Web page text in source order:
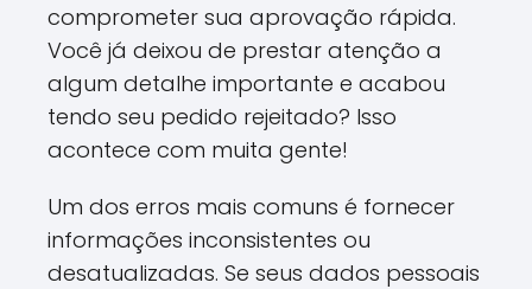
comprometer sua aprovação rápida.
Você já deixou de prestar atenção a
algum detalhe importante e acabou
tendo seu pedido rejeitado? Isso
acontece com muita gente!
Um dos erros mais comuns é fornecer
informações inconsistentes ou
desatualizadas. Se seus dados pessoais